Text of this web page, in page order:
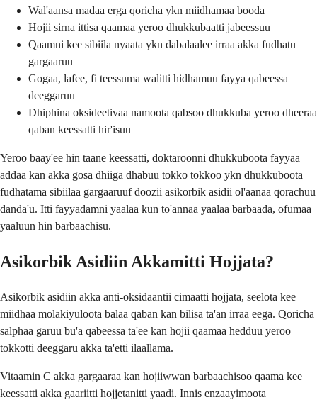
Wal'aansa madaa erga qoricha ykn miidhamaa booda
Hojii sirna ittisa qaamaa yeroo dhukkubaatti jabeessuu
Qaamni kee sibiila nyaata ykn dabalaalee irraa akka fudhatu
gargaaruu
Gogaa, lafee, fi teessuma walitti hidhamuu fayya qabeessa
deeggaruu
Dhiphina oksideetivaa namoota qabsoo dhukkuba yeroo dheeraa
qaban keessatti hir'isuu
Yeroo baay'ee hin taane keessatti, doktaroonni dhukkuboota fayyaa
addaa kan akka gosa dhiiga dhabuu tokko tokkoo ykn dhukkuboota
fudhatama sibiilaa gargaaruuf doozii asikorbik asidii ol'aanaa qorachuu
danda'u. Itti fayyadamni yaalaa kun to'annaa yaalaa barbaada, ofumaa
yaaluun hin barbaachisu.
Asikorbik Asidiin Akkamitti Hojjata?
Asikorbik asidiin akka anti-oksidaantii cimaatti hojjata, seelota kee
miidhaa molakiyuloota balaa qaban kan bilisa ta'an irraa eega. Qoricha
salphaa garuu bu'a qabeessa ta'ee kan hojii qaamaa hedduu yeroo
tokkotti deeggaru akka ta'etti ilaallama.
Vitaamin C akka gargaaraa kan hojiiwwan barbaachisoo qaama kee
keessatti akka gaariitti hojjetanitti yaadi. Innis enzaayimoota